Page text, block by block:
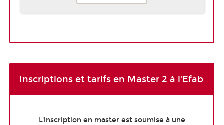
Inscriptions et tarifs en Master 2 à l'Efab
L'inscription en master est soumise à une